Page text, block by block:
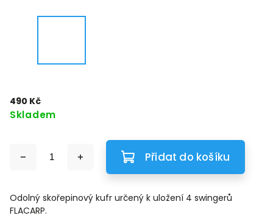
490 Kč
Skladem
Přidat do košíku
Odolný skořepinový kufr určený k uložení 4 swingerů
FLACARP.